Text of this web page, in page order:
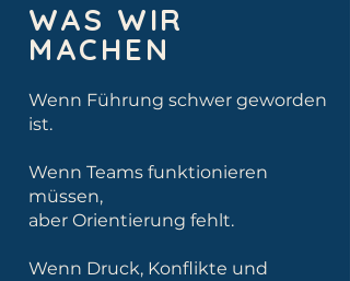
WAS WIR
MACHEN
Wenn Führung schwer geworden
ist.
Wenn Teams funktionieren
müssen,
aber Orientierung fehlt.
Wenn Druck, Konflikte und